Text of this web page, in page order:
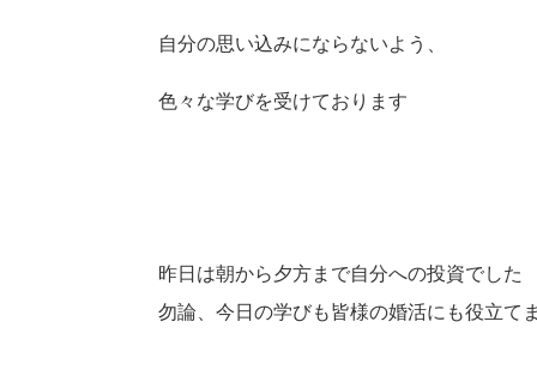
自分の思い込みにならないよう、
色々な学びを受けております
昨日は朝から夕方まで自分への投資でした
勿論、今日の学びも皆様の婚活にも役立て